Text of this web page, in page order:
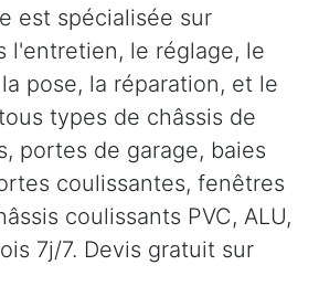
est spécialisée sur
l'entretien, le réglage, le
pose, la réparation, et le
types de châssis de
portes de garage, baies
coulissantes, fenêtres
coulissants PVC, ALU,
7j/7. Devis gratuit sur